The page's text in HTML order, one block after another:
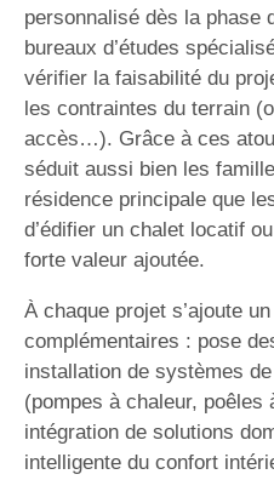
personnalisé dès la phase
bureaux d’études
vérifier la faisabilité du
les contraintes du terrain
accès…). Grâce à ces
séduit aussi bien les
résidence principale que
d’édifier un chalet locatif
forte valeur ajoutée.
À chaque projet s’ajoute
complémentaires : pose
installation de systèmes
(pompes à chaleur,
intégration de solutions
intelligente du confort